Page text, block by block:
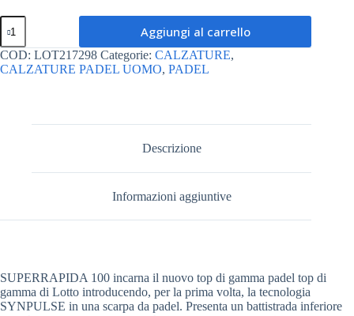
Superrapida
100
green
quantità
Aggiungi al carrello
COD: LOT217298 Categorie: CALZATURE,
CALZATURE PADEL UOMO, PADEL
Descrizione
Informazioni aggiuntive
SUPERRAPIDA 100 incarna il nuovo top di gamma padel top di
gamma di Lotto introducendo, per la prima volta, la tecnologia
SYNPULSE in una scarpa da padel. Presenta un battistrada inferiore